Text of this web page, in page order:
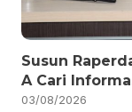
Susun
A Cari
03/08/2026